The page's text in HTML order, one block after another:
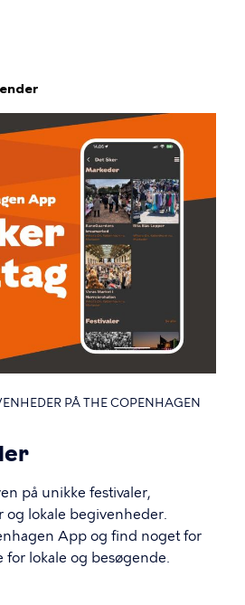
PÅ THE COPENHAGEN
på unikke festivaler,
og lokale begivenheder.
App og find noget for
for lokale og besøgende.